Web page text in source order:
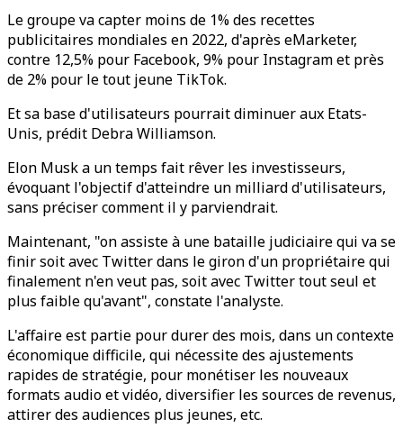
Le groupe va capter moins de 1% des recettes
publicitaires mondiales en 2022, d'après eMarketer,
contre 12,5% pour Facebook, 9% pour Instagram et près
de 2% pour le tout jeune TikTok.
Et sa base d'utilisateurs pourrait diminuer aux Etats-
Unis, prédit Debra Williamson.
Elon Musk a un temps fait rêver les investisseurs,
évoquant l'objectif d'atteindre un milliard d'utilisateurs,
sans préciser comment il y parviendrait.
Maintenant, "on assiste à une bataille judiciaire qui va se
finir soit avec Twitter dans le giron d'un propriétaire qui
finalement n'en veut pas, soit avec Twitter tout seul et
plus faible qu'avant", constate l'analyste.
L'affaire est partie pour durer des mois, dans un contexte
économique difficile, qui nécessite des ajustements
rapides de stratégie, pour monétiser les nouveaux
formats audio et vidéo, diversifier les sources de revenus,
attirer des audiences plus jeunes, etc.